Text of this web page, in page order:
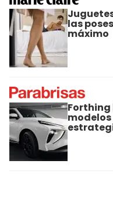
las
máximo
Forthing